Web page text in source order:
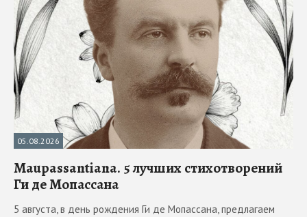
05.08.2026
Maupassantiana. 5 лучших стихотворений
Ги де Мопассана
5 августа, в день рождения Ги де Мопассана, предлагаем